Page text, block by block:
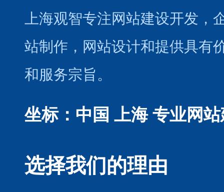
上海观智专注网站建设开发 ，
站制作 ， 网站设计和提供具有
和服务宗旨。
坐标：中国 上海 专业网
选择我们的理由